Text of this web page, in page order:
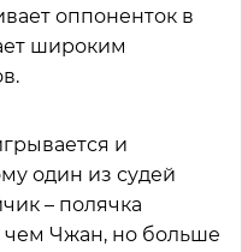
оппоненток в
широким
и
один из судей
– полячка
Чжан, но больше